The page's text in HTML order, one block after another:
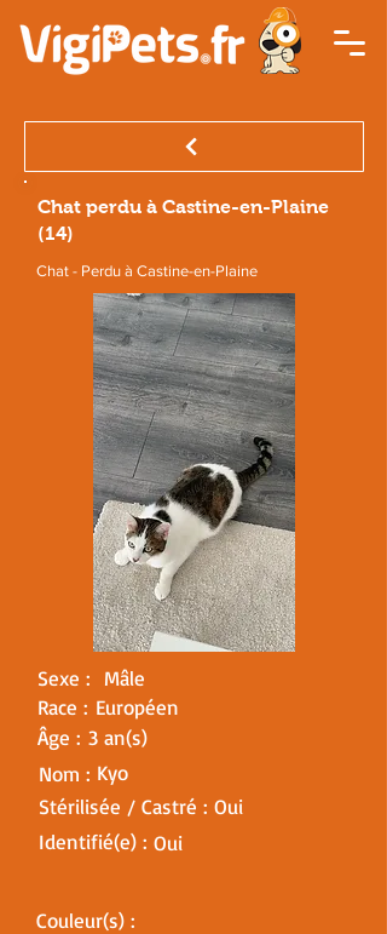
Chat perdu à Castine-en-Plaine
(14)
Chat - Perdu à Castine-en-Plaine
Sexe :
Mâle
Race : Européen
Âge : 3 an(s)
Nom : Kyo
Stérilisée / Castré : Oui
Identifié(e) : Oui
Couleur(s) :